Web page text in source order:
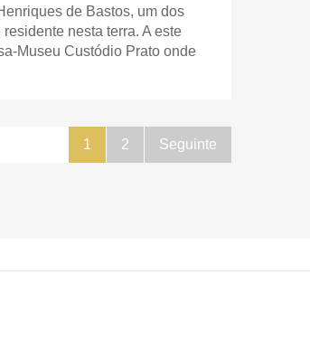
de Bastos, um dos
nesta terra. A este
Museu Custódio Prato onde
1 2 Seguinte